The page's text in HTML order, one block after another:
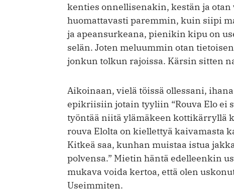
kenties onnellisenakin, kestän ja
huomattavasti paremmin, kuin siipi
ja apeansurkeana, pienikin kipu on
selän. Joten meluummin otan
jonkun tolkun rajoissa. Kärsin sitten
Aikoinaan, vielä töissä ollessani,
epikriisiin jotain tyyliin “Rouva Elo ei
työntää niitä ylämäkeen kottikärryllä
rouva Elolta on kiellettyä kaivamasta
Kitkeä saa, kunhan muistaa istua
polvensa.” Mietin häntä edelleenkin
mukava voida kertoa, että olen
Useimmiten.